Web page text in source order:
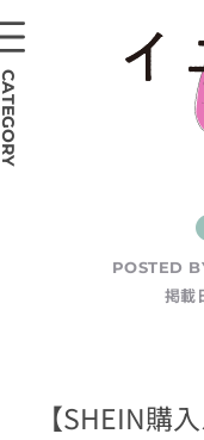
POSTED
掲載
【SHEIN購